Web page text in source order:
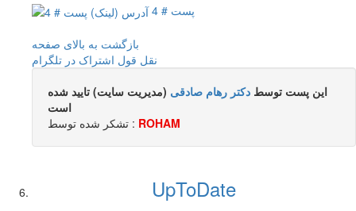
پست # 4
بازگشت به بالای صفحه
نقل قول اشتراک در تلگرام
این پست توسط دکتر رهام صادقی (مدیریت سایت) تایید شده
است
تشکر شده توسط : ROHAM
UpToDate